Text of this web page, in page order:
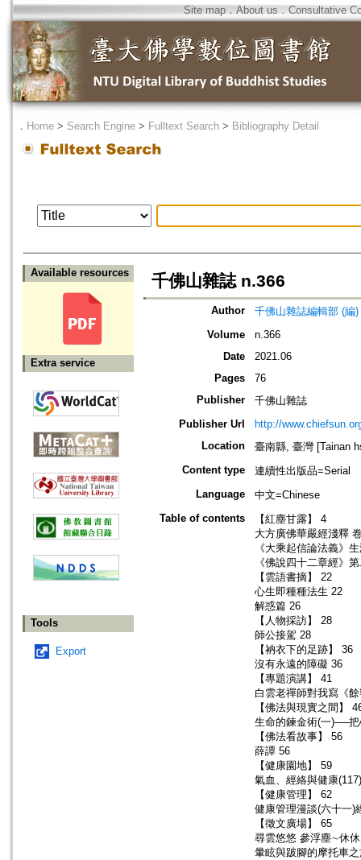
Site map．About us ． Consultative
． Home > Search Engine > Fulltext Search > Bibliography Detail
Available resources
Extra service
Tools
Export
千佛山雜誌 n.366
Author
千佛山雜誌編輯部 (編)
Volume
n.366
Date
2021.06
Pages
76
Publisher
千佛山雜誌
Publisher Url
http://
Location
臺南縣, 臺灣 [Tainan
Content type
連續性出版品=Serial
Language
中文=Chinese
Table of contents
【紅塵甘露】 4
大方廣佛華嚴經淺釋
《大乘起信論法義》
《佛說四十二章經》
【雲語書摘】 22
心生即種種法生 22
解惑篇 26
【人物採訪】 28
師公接駕 28
【衲衣下的足跡】 36
沒有永遠的障礙 36
【專題演講】 41
白雲老禪師對我寫《
【佛法與現實之間】
生命的鍊金術(一)──
【佛法看故事】 56
薛譚 56
【健康園地】 59
氣血、經絡與健康
【健康管理】 62
健康管理漫談(六十一)
【徵文廣場】 65
尋雲悠悠 參浮塵∼休
暈眩與跛腳的摩托車